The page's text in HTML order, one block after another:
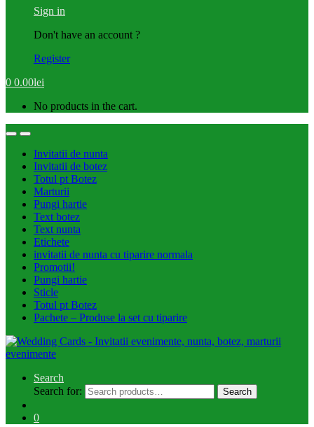
Sign in
Don't have an account ?
Register
0 0.00lei
No products in the cart.
Invitatii de nunta
Invitatii de botez
Totul pt Botez
Marturii
Pungi hartie
Text botez
Text nunta
Etichete
invitatii de nunta cu tiparire normala
Promotii!
Pungi hartie
Sticle
Totul pt Botez
Pachete – Produse la set cu tiparire
Search
Search for:
Search
0